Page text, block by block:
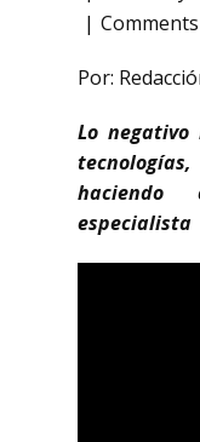
Por:
Lo
especialista